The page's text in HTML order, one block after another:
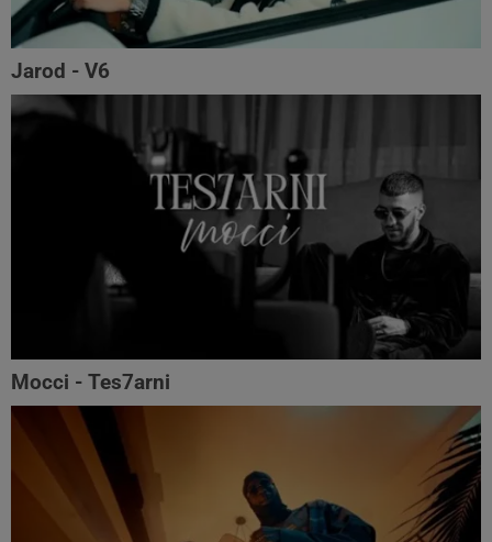
Jarod - V6
Mocci - Tes7arni